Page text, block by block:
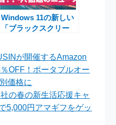
Windows 11の新しい
「ブラックスクリー
で「ブルースクリー
ン・オブ・デス」が消
えた理由
が開催するAmazon
OFF！ポータブルオー
価格に
の春の新生活応援キャ
5,000円アマギフをゲッ